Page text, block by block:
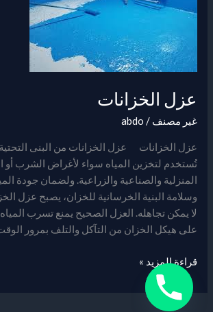
عزل الخزانات
غير مصنف /
abdo
عزل الخزانات عزل الخزانات من البنى التحتية
تُستخدم لتخزين المياه سواء لأغراض الشرب أو
المنزلية والصناعية والزراعية. ولضمان جودة
وسلامة البنية الخرسانية للخزان، يصبح عزل
لا يمكن تجاهله. العزل الصحيح يمنع تسرب
على هيكل الخزان من التآكل والتلف بمرور
قراءة المزيد »